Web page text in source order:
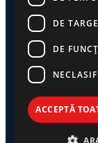
© 2026
DE
DE
ACCEPTĂ